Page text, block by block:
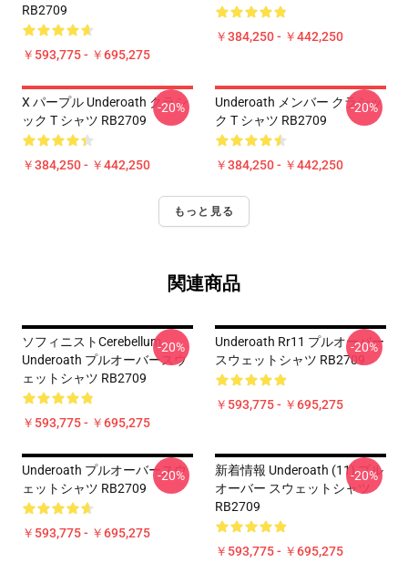
RB2709
￥593,775 - ￥695,275
￥384,250 - ￥442,250
X パープル Underoath クラシ
ック T シャツ RB2709
￥384,250 - ￥442,250
-20%
Underoath メンバー クラシッ
ク T シャツ RB2709
￥384,250 - ￥442,250
-20%
もっと見る
関連商品
ソフィニストCerebellum
Underoath プルオーバースウ
ェットシャツ RB2709
￥593,775 - ￥695,275
-20%
Underoath Rr11 プルオーバー
スウェットシャツ RB2709
￥593,775 - ￥695,275
-20%
Underoath プルオーバースウ
ェットシャツ RB2709
￥593,775 - ￥695,275
-20%
新着情報 Underoath (11) プル
オーバー スウェットシャツ
RB2709
￥593,775 - ￥695,275
-20%